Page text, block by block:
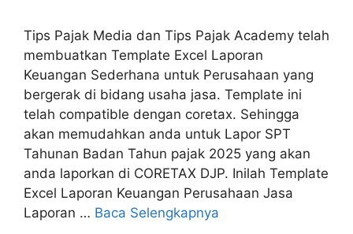
Tips Pajak Media dan Tips Pajak Academy telah
membuatkan Template Excel Laporan
Keuangan Sederhana untuk Perusahaan yang
bergerak di bidang usaha jasa. Template ini
telah compatible dengan coretax. Sehingga
akan memudahkan anda untuk Lapor SPT
Tahunan Badan Tahun pajak 2025 yang akan
anda laporkan di CORETAX DJP. Inilah Template
Excel Laporan Keuangan Perusahaan Jasa
Laporan … Baca Selengkapnya